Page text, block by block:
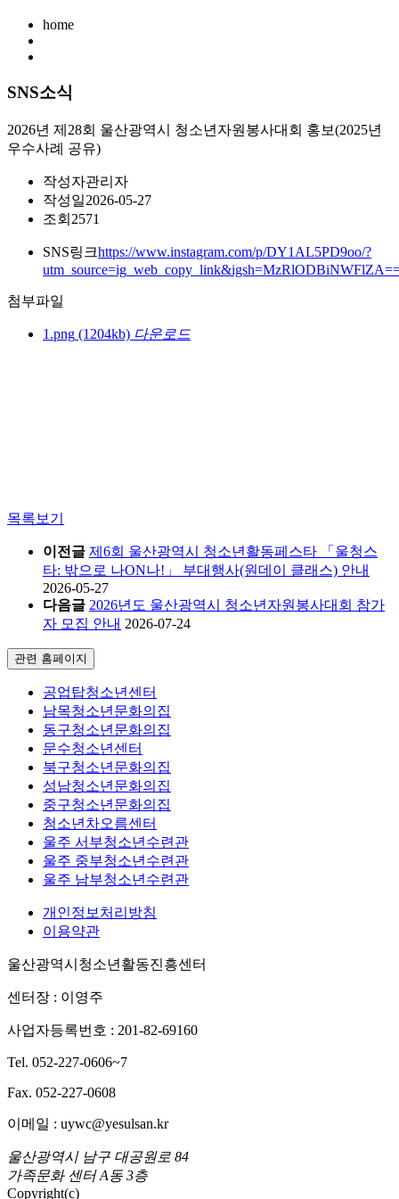
home
SNS소식
2026년 제28회 울산광역시 청소년자원봉사대회 홍보(2025년
우수사례 공유)
작성자관리자
작성일2026-05-27
조회 2571
SNS링크https://www.instagram.com/p/DY1AL5PD9oo/?
첨부파일
1.png (1204kb) 다운로드
목록보기
이전글 제6회 울산광역시 청소년활동페스타 「울청스
타: 밖으로 나ON나!」 부대행사(원데이 클래스) 안내
2026-05-27
다음글 2026년도 울산광역시 청소년자원봉사대회 참가
자 모집 안내 2026-07-24
관련 홈페이지
공업탑청소년센터
남목청소년문화의집
동구청소년문화의집
문수청소년센터
북구청소년문화의집
성남청소년문화의집
중구청소년문화의집
청소년차오름센터
울주 서부청소년수련관
울주 중부청소년수련관
울주 남부청소년수련관
개인정보처리방침
이용약관
울산광역시청소년활동진흥센터
센터장 : 이영주
사업자등록번호 : 201-82-69160
Tel. 052-227-0606~7
Fax. 052-227-0608
이메일 : uywc@yesulsan.kr
울산광역시 남구 대공원로 84
가족문화 센터 A동 3층
Copyright(c)